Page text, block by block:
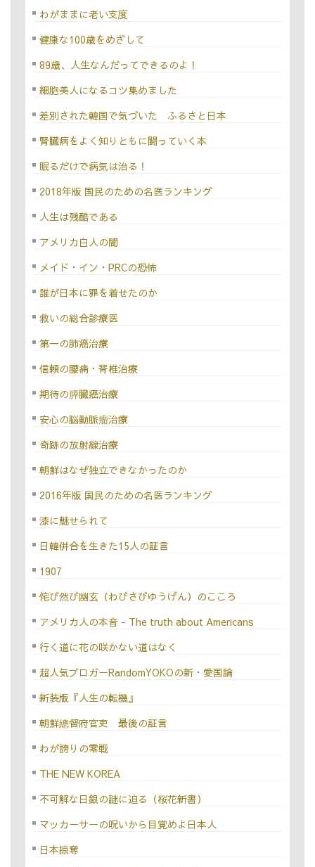
わがままに老い支度
健康な100歳をめざして
89歳、人生なんだってできるのよ！
細胞美人になるコツ集めました
差別された韓国で気づいた ふるさと日本
腎臓病をよく知りともに闘っていく本
眠るだけで病気は治る！
2018年版 国民のための名医ランキング
人生は残酷である
アメリカ白人の闇
メイド・イン・PRCの恐怖
誰が日本に罪を着せたのか
救いの総合診療医
第一の肺癌治療
信頼の腰痛・脊椎治療
期待の膵臓癌治療
安心の脳動脈瘤治療
奇跡の放射線治療
朝鮮はなぜ独立できなかったのか
2016年版 国民のための名医ランキング
漆に魅せられて
日韓併合を生きた15人の証言
1907
侘び然び幽玄（わびさびゆうげん）のこころ
アメリカ人の本音 - The truth about Americans
行く道に花の咲かない道はなく
超人気ブロガーRandomYOKOの新・愛国論
新装版『人生の転機』
朝鮮總督府官吏 最後の証言
わが誇りの零戦
THE NEW KOREA
不可解な日銀の謎に迫る（桜花新書）
マッカーサーの呪いから目覚めよ日本人
日本掠奪